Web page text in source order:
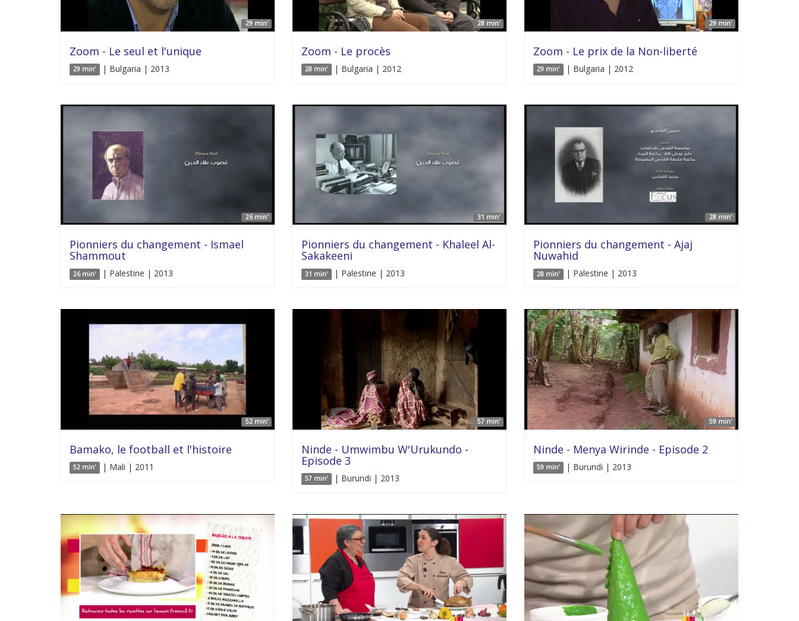
29 min'
Zoom - Le seul et l'unique
29 min' | Bulgaria | 2013
28 min'
Zoom - Le procès
28 min' | Bulgaria | 2012
29 min'
Zoom - Le prix de la Non-liberté
29 min' | Bulgaria | 2012
26 min'
Pionniers du changement - Ismael
Shammout
26 min' | Palestine | 2013
31 min'
Pionniers du changement - Khaleel Al-
Sakakeeni
31 min' | Palestine | 2013
28 min'
Pionniers du changement - Ajaj
Nuwahid
28 min' | Palestine | 2013
52 min'
Bamako, le football et l'histoire
52 min' | Mali | 2011
57 min'
Ninde - Umwimbu W'Urukundo -
Episode 3
57 min' | Burundi | 2013
59 min'
Ninde - Menya Wirinde - Episode 2
59 min' | Burundi | 2013